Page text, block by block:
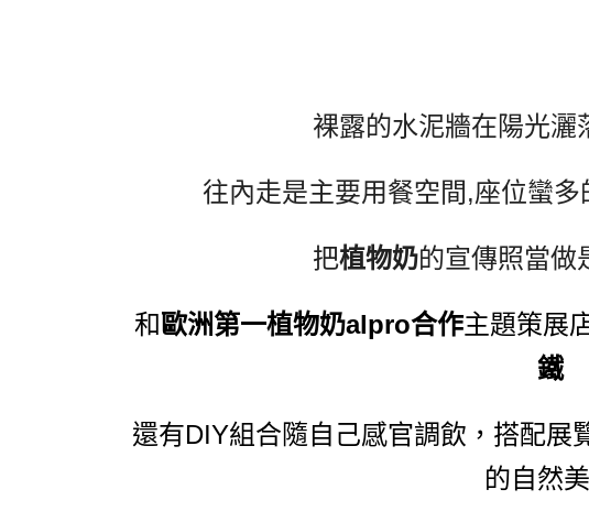
裸露的水泥牆在陽光灑
往內走是主要用餐空間,座位蠻
把植物奶的宣傳照當做
和歐洲第一植物奶alpro合作主題策展
鐵
還有DIY組合隨自己感官調飲，搭配展
的自然